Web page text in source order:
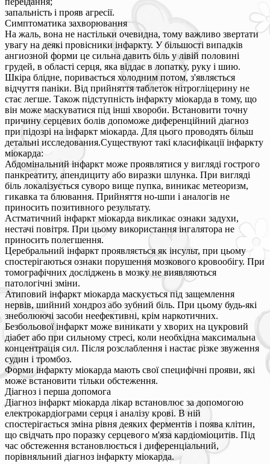
запальність і прояв агресії.
Симптоматика захворювання
На жаль, вона не настільки очевидна, тому важливо звертати
увагу на деякі провісники інфаркту. У більшості випадків
ангиозной форми це сильна давить біль у лівій половині
грудей, в області серця, яка віддає в лопатку, руку і шию.
Шкіра блідне, поривається холодним потом, з'являється
відчуття паніки. Від прийняття таблеток нітрогліцерину не
стає легше. Також підступність інфаркту міокарда в тому, що
він може маскуватися під інші хвороби. Встановити точну
причину серцевих болів допоможе диференційний діагноз
при підозрі на інфаркт міокарда. Для цього проводять більш
детальні исследования.Существуют такі класифікації інфаркту
міокарда:
Абдомінальний інфаркт може проявлятися у вигляді гострого
панкреатиту, апендициту або виразки шлунка. При вигляді
біль локалізується суворо вище пупка, виникає метеоризм,
гикавка та блювання. Прийняття но-шпи і аналогів не
приносить позитивного результату.
Астматичний інфаркт міокарда викликає ознаки задухи,
нестачі повітря. При цьому використання інгалятора не
приносить полегшення.
Церебральний інфаркт проявляється як інсульт, при цьому
спостерігаються ознаки порушення мозкового кровообігу. При
томографічних досліджень в мозку не виявляються
патологічні зміни.
Атиповий інфаркт міокарда маскується під защемлення
нервів, шийний хондроз або зубний біль. При цьому будь-які
знеболюючі засоби неефективні, крім наркотичних.
Безбольової інфаркт може виникати у хворих на цукровий
діабет або при сильному стресі, коли необхідна максимальна
концентрація сил. Після розслаблення і настає різке звуження
судин і тромбоз.
Форми інфаркту міокарда мають свої специфічні прояви, які
може встановити тільки обстеження.
Діагноз і перша допомога
Діагноз інфаркт міокарда лікар встановлює за допомогою
електрокардіограми серця і аналізу крові. В ній
спостерігається зміна рівня деяких ферментів і поява клітин,
що свідчать про поразку серцевого м'яза кардіоміоцитів. Під
час обстеження встановлюється і диференціальний,
порівняльний діагноз інфаркту міокарда.